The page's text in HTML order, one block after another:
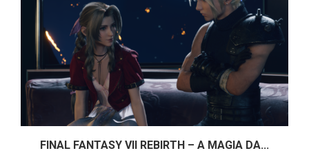
FINAL FANTASY VII REBIRTH – A MAGIA DA...